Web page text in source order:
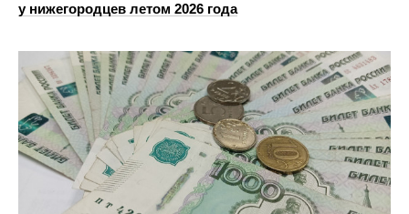
у нижегородцев летом 2026 года